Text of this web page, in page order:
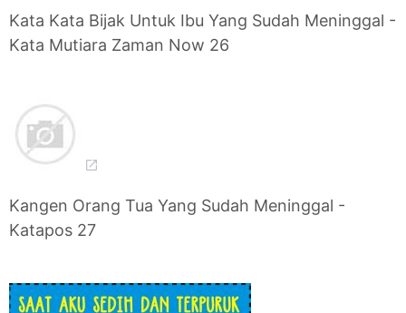
Kata Kata Bijak Untuk Ibu Yang Sudah Meninggal -
Kata Mutiara Zaman Now 26
Kangen Orang Tua Yang Sudah Meninggal -
Katapos 27